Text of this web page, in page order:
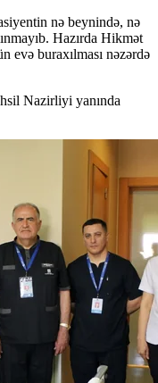
nə beynində, nə
Hazırda Hikmət
buraxılması nəzərdə
Nazirliyi yanında